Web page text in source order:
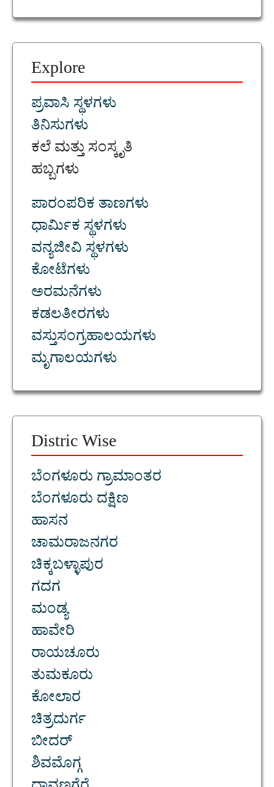
Explore
ಪ್ರವಾಸಿ ಸ್ಥಳಗಳು
ತಿನಿಸುಗಳು
ಕಲೆ ಮತ್ತು ಸಂಸ್ಕೃತಿ
ಹಬ್ಬಗಳು
ಪಾರಂಪರಿಕ ತಾಣಗಳು
ಧಾರ್ಮಿಕ ಸ್ಥಳಗಳು
ವನ್ಯಜೀವಿ ಸ್ಥಳಗಳು
ಕೋಟೆಗಳು
ಅರಮನೆಗಳು
ಕಡಲತೀರಗಳು
ವಸ್ತುಸಂಗ್ರಹಾಲಯಗಳು
ಮೃಗಾಲಯಗಳು
Distric Wise
ಬೆಂಗಳೂರು ಗ್ರಾಮಾಂತರ
ಬೆಂಗಳೂರು ದಕ್ಷಿಣ
ಹಾಸನ
ಚಾಮರಾಜನಗರ
ಚಿಕ್ಕಬಳ್ಳಾಪುರ
ಗದಗ
ಮಂಡ್ಯ
ಹಾವೇರಿ
ರಾಯಚೂರು
ತುಮಕೂರು
ಕೋಲಾರ
ಚಿತ್ರದುರ್ಗ
ಬೀದರ್
ಶಿವಮೊಗ್ಗ